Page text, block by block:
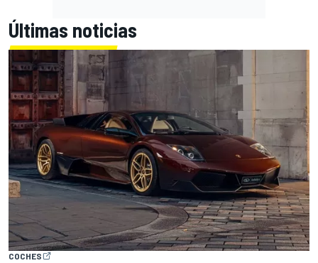
Últimas noticias
COCHES